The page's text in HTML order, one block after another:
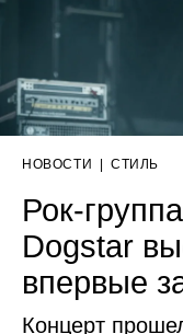
НОВОСТИ СТИЛЬ
Рок-
Dogstar
впервые
Концерт